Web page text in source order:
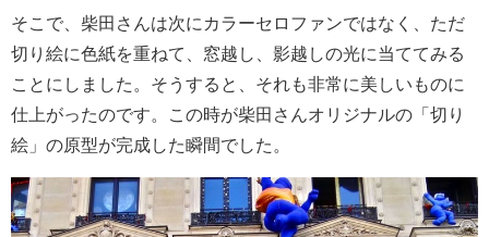
そこで、柴田さんは次にカラーセロファンではなく、ただ
切り絵に色紙を重ねて、窓越し、影越しの光に当ててみる
ことにしました。そうすると、それも非常に美しいものに
仕上がったのです。この時が柴田さんオリジナルの「切り
絵」の原型が完成した瞬間でした。